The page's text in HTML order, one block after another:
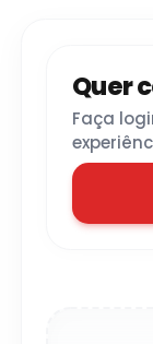
Quer
Faça